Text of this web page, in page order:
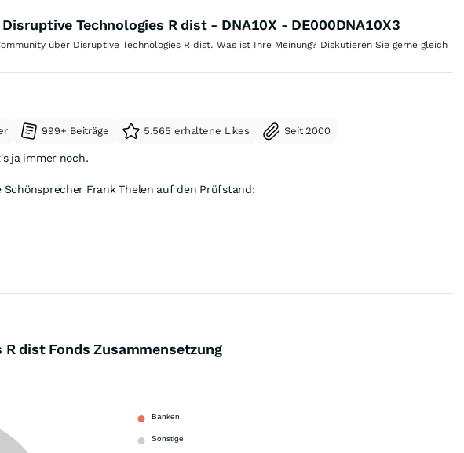
Technologies R dist - DNA10X - DE000DNA10X3
über Disruptive Technologies R dist. Was ist Ihre Meinung? Diskutieren Sie gerne gleich
999+ Beiträge 5.565 erhaltene Likes Seit 2000
ja immer noch.
Hier kommt der begeisterte Schönsprecher Frank Thelen auf den Prüfstand:
dist Fonds Zusammensetzung
Banken
Sonstige